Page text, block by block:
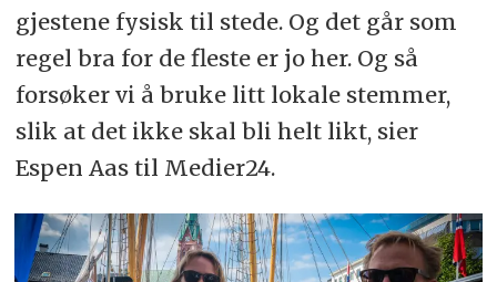
gjestene fysisk til stede. Og det går som
regel bra for de fleste er jo her. Og så
forsøker vi å bruke litt lokale stemmer,
slik at det ikke skal bli helt likt, sier
Espen Aas til Medier24.